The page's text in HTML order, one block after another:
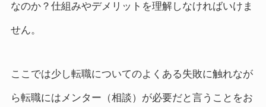
なのか？仕組みやデメリットを理解しなければいけま
せん。
ここでは少し転職についてのよくある失敗に触れなが
ら転職にはメンター（相談）が必要だと言うことをお